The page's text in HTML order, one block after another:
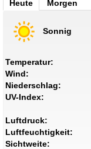
Heute Morgen
Sonnig
Temperatur:
Wind:
Niederschlag:
UV-Index:
Luftdruck:
Luftfeuchtigkeit:
Sichtweite: